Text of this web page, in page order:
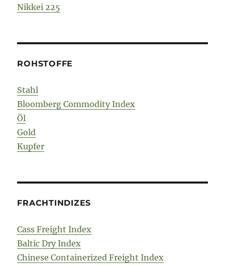
Nikkei 225
ROHSTOFFE
Stahl
Bloomberg Commodity Index
Öl
Gold
Kupfer
FRACHTINDIZES
Cass Freight Index
Baltic Dry Index
Chinese Containerized Freight Index